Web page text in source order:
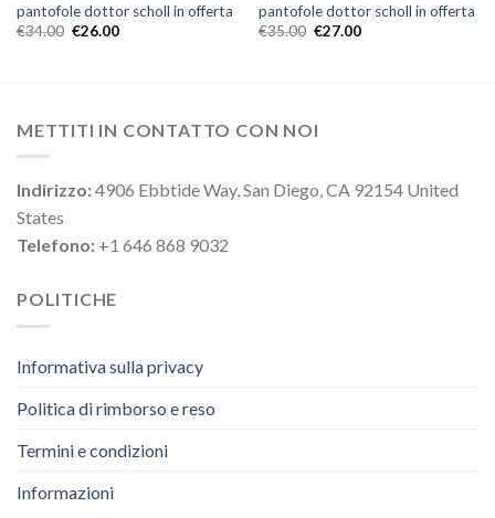
pantofole dottor scholl in offerta
€34.00 €26.00
pantofole dottor scholl in offerta
€35.00 €27.00
METTITI IN CONTATTO CON NOI
Indirizzo:4906 Ebbtide Way, San Diego, CA 92154 United
States
Telefono: +1 646 868 9032
POLITICHE
Informativa sulla privacy
Politica di rimborso e reso
Termini e condizioni
Informazioni